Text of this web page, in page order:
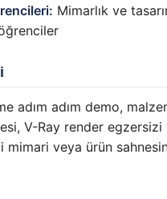
Mimarlık ve
adım adım demo,
V-Ray render egzersizi
mimari veya ürün